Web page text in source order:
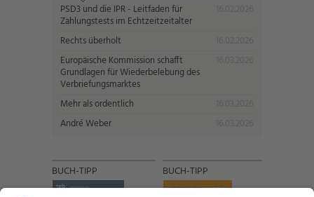
PSD3 und die IPR - Leitfaden für
Zahlungstests im Echtzeitzeitalter
Rechts überholt
Europäische Kommission schafft
Grundlagen für Wiederbelebung des
Verbriefungsmarktes
Mehr als ordentlich
André Weber
BUCH-TIPP BUCH-TIPP